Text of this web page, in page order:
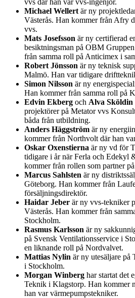
Michael Wellert är ny
Västerås. Han kommer från Afry
vvs.
Mats Josefsson är ny certifierad
besiktningsman på OBM
från samma roll på Anticimex i
Robert Jönsson är ny teknisk
Malmö. Han var tidigare
Simon Nilsson är ny
Han kommer från samma roll på
Edvin Ekberg och Alva Sköldin
projektörer på Metator vvs
båda från utbildning.
Anders Häggström är ny
kommer från Northvolt där han
Oskar Oxenstierna är ny vd för
tidigare i år när Ferla och Edekyl
kommer från rollen som partner
Marcus Sahlsten är ny
Göteborg. Han kommer från
försäljningsdirektör.
Haidar Jeber är ny vvs-tekniker
Västerås. Han kommer från
Stockholm.
Rasmus Karlsson är ny
på Svensk Ventilationsservice i
en liknande roll på Nordvalvet.
Mattias Nylin är ny utesäljare på
i Stockholm.
Morgan Winberg har startat det
Teknik i Klagstorp. Han kommer
han var värmepumpstekniker.